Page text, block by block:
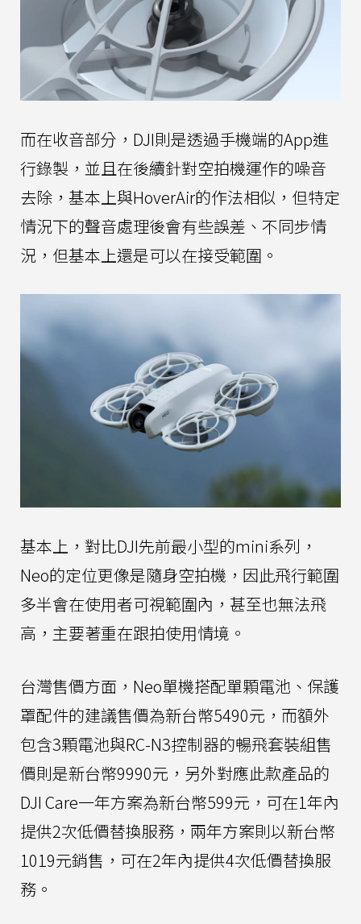
而在收音部分，DJI則是透過手機端的App進
行錄製，並且在後續針對空拍機運作的噪音
去除，基本上與HoverAir的作法相似，但特定
情況下的聲音處理後會有些誤差、不同步情
況，但基本上還是可以在接受範圍。
基本上，對比DJI先前最小型的mini系列，
Neo的定位更像是隨身空拍機，因此飛行範圍
多半會在使用者可視範圍內，甚至也無法飛
高，主要著重在跟拍使用情境。
台灣售價方面，Neo單機搭配單顆電池、保護
罩配件的建議售價為新台幣5490元，而額外
包含3顆電池與RC-N3控制器的暢飛套裝組售
價則是新台幣9990元，另外對應此款產品的
DJI Care一年方案為新台幣599元，可在1年內
提供2次低價替換服務，兩年方案則以新台幣
1019元銷售，可在2年內提供4次低價替換服
務。